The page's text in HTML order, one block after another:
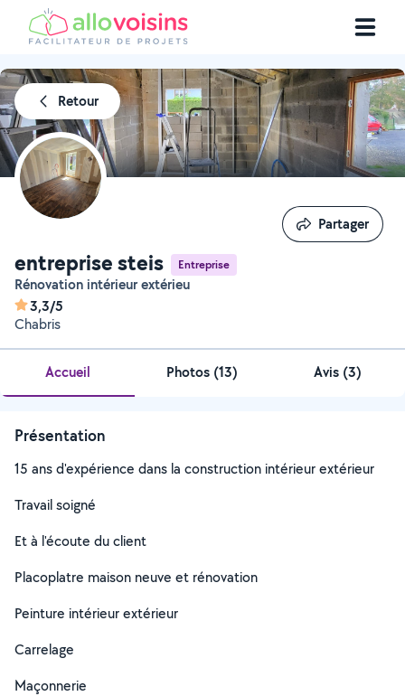
Retour
entreprise steis Entreprise
Rénovation intérieur extérieu
3,3/5
Chabris
Partager
Partager
Accueil Photos (13) Avis (3)
Présentation
15 ans d'expérience dans la construction intérieur extérieur
Travail soigné
Et à l'écoute du client
Placoplatre maison neuve et rénovation
Peinture intérieur extérieur
Carrelage
Maçonnerie